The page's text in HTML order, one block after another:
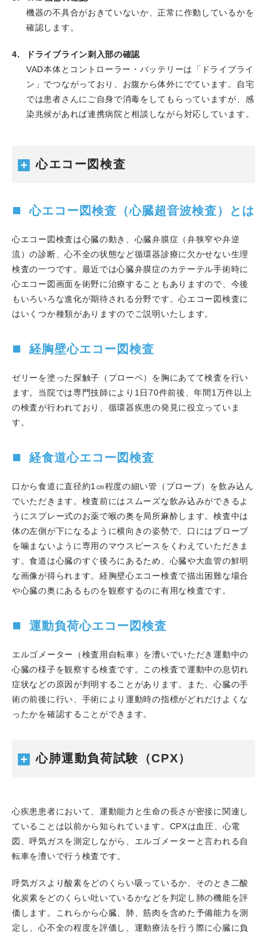
2023.04.04 山本裕之先生のCase reportがCirculation
Reports誌にPublishされました。
に出版されました。
2023.03.27吉田千晃先生のCase reportがEuropean
Heart Journal - Case Reports誌にPublishされました。
2023.03.24
髙橋伸幸医師の記事がリビング姫路に掲載
されました。
2023.03.10
松尾晃樹先生のCase reportがJACC:Case
Reports誌にPublishされました。
2023.02.22
綱本浩志先生のCase reportがJournal of
2023.02.19PCR Tokyo Valves 2023で、舛本慧子医師
がBest Clinical Case Award 最優秀賞を受賞しました。
2023.02.15
月城泰栄部長のCase reportがEuropean
Heart Journal-Case Reports誌でPublishされました。
2023.02.13 吉田千晃先生のCase reportがCircularion
Reports誌でPublishされました。
で、綱本浩志医師が優秀賞を受賞しました。
JACC:Cardiovascular Interventions誌にPublishされまし
た。
2023.02.07 山本裕之先生のCase reportのFigureが
プ (PCI2例、EVT1例)を開催しました。
Medicine誌にPublishされました。
2023.01.31
山本裕之先生のCase ReportがCirculation
JournalにE-pubされました。
2023.01.12 山本裕之先生のImaging reportがCoronary
Artery Disease誌にPublishされました。
2023.01.01中村匡志先生が神戸医療センターから着任
されました。
2022.12.11 綱本浩志先生のCase reportがEuropean
2022.10.22第47回 姫路市医師会 秋季大学で、高谷具
史科長が「はり姫での循環器内科の診療 これまでとこれ
から」について講演しました。
2022.10.21
広報紙「はりひめ」01号「一生付き合う心
臓のこと。」
に、当科医師も協力しています。
2022.10.13
山本裕之先生のCase reportがJournal of
Cardiology CasesにPublishされました。
2022.10.01呼吸器内科、総合内科、リハビリテーショ
ン科等と、息切れ外来をOpenしました。
2022.09.16はり姫ライブ（WEB）を開催しました
（PCI, EVT）。
2022.09.10高谷具史科長がBay area Complex PCI &
Imaging Conference 2022でOperatorを務めました。
of Cardiology CasesにPublishされました。
2022.08.18 地域医療機関向けはり姫公開講座が開催さ
れ、松尾晃樹先生が心不全とは？と題し講演しました。
機器の不具合がおきていないか、正常に作動しているかを
確認します。
ドライブライン刺入部の確認
VAD本体とコントローラー・バッテリーは「ドライブライ
ン」でつながっており、お腹から体外にでています。自宅
では患者さんにご自身で消毒をしてもらっていますが、感
染兆候があれば連携病院と相談しながら対応しています。
心エコー図検査
心エコー図検査（心臓超音波検査）とは
心エコー図検査は心臓の動き、心臓弁膜症（弁狭窄や弁逆
流）の診断、心不全の状態など循環器診療に欠かせない生理
検査の一つです。最近では心臓弁膜症のカテーテル手術時に
心エコー図画面を術野に治療することもありますので、今後
もいろいろな進化が期待される分野です。心エコー図検査に
はいくつか種類がありますのでご説明いたします。
経胸壁心エコー図検査
ゼリーを塗った探触子（プローベ）を胸にあてて検査を行い
ます。当院では専門技師により1日70件前後、年間1万件以上
の検査が行われており、循環器疾患の発見に役立っていま
す。
経食道心エコー図検査
口から食道に直径約1㎝程度の細い管（プローブ）を飲み込ん
でいただきます。検査前にはスムーズな飲み込みができるよ
うにスプレー式のお薬で喉の奥を局所麻酔します。検査中は
体の左側が下になるように横向きの姿勢で、口にはプローブ
を噛まないように専用のマウスピースをくわえていただきま
す。食道は心臓のすぐ後ろにあるため、心臓や大血管の鮮明
な画像が得られます。経胸壁心エコー検査で描出困難な場合
や心臓の奥にあるものを観察するのに有用な検査です。
運動負荷心エコー図検査
エルゴメーター（検査用自転車）を漕いでいただき運動中の
心臓の様子を観察する検査です。この検査で運動中の息切れ
症状などの原因が判明することがあります。また、心臓の手
術の前後に行い、手術により運動時の指標がどれだけよくな
ったかを確認することができます。
心肺運動負荷試験（CPX）
心疾患患者において、運動能力と生命の長さが密接に関連し
ていることは以前から知られています。CPXは血圧、心電
図、呼気ガスを測定しながら、エルゴメーターと言われる自
転車を漕いで行う検査です。
呼気ガスより酸素をどのくらい吸っているか、そのとき二酸
化炭素をどのくらい吐いているかなどを判定し肺の機能を評
価します。これらから心臓、肺、筋肉を含めた予備能力を測
定し、心不全の程度を評価し、運動療法を行う際に心臓に負